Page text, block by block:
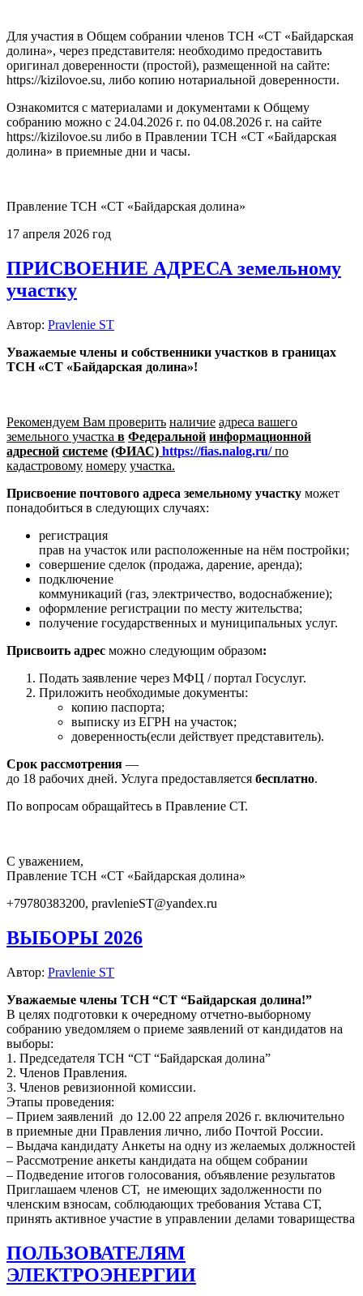
Для участия в Общем собрании членов ТСН «СТ «Байдарская
долина», через представителя: необходимо предоставить
оригинал доверенности (простой), размещенной на сайте:
https://kizilovoe.su, либо копию нотариальной доверенности.
Ознакомится с материалами и документами к Общему
собранию можно с 24.04.2026 г. по 04.08.2026 г. на сайте
https://kizilovoe.su либо в Правлении ТСН «СТ «Байдарская
долина» в приемные дни и часы.
Правление ТСН «СТ «Байдарская долина»
17 апреля 2026 год
ПРИСВОЕНИЕ АДРЕСА земельному
участку
Автор: Pravlenie ST
Уважаемые члены и собственники участков в границах
ТСН «СТ «Байдарская долина»!
Рекомендуем Вам проверить наличие адреса вашего
земельного участка в Федеральной информационной
адресной системе (ФИАС) https://fias.nalog.ru/ по
кадастровому номеру участка.
Присвоение почтового адреса земельному участку может
понадобиться в следующих случаях:
регистрация
прав на участок или расположенные на нём постройки;
совершение сделок (продажа, дарение, аренда);
подключение
коммуникаций (газ, электричество, водоснабжение);
оформление регистрации по месту жительства;
получение государственных и муниципальных услуг.
Присвоить адрес можно следующим образом:
Подать заявление через МФЦ / портал Госуслуг.
Приложить необходимые документы:
копию паспорта;
выписку из ЕГРН на участок;
доверенность(если действует представитель).
Срок рассмотрения —
до 18 рабочих дней. Услуга предоставляется бесплатно.
По вопросам обращайтесь в Правление СТ.
С уважением,
Правление ТСН «СТ «Байдарская долина»
+79780383200, pravlenieST@yandex.ru
ВЫБОРЫ 2026
Автор: Pravlenie ST
Уважаемые члены ТСН “СТ “Байдарская долина!”
В целях подготовки к очередному отчетно-выборному
собранию уведомляем о приеме заявлений от кандидатов на
выборы:
1. Председателя ТСН “СТ “Байдарская долина”
2. Членов Правления.
3. Членов ревизионной комиссии.
Этапы проведения:
– Прием заявлений до 12.00 22 апреля 2026 г. включительно
в приемные дни Правления лично, либо Почтой России.
– Выдача кандидату Анкеты на одну из желаемых должностей
– Рассмотрение анкеты кандидата на общем собрании
– Подведение итогов голосования, объявление результатов
Приглашаем членов СТ, не имеющих задолженности по
членским взносам, соблюдающих требования Устава СТ,
принять активное участие в управлении делами товарищества
ПОЛЬЗОВАТЕЛЯМ
ЭЛЕКТРОЭНЕРГИИ